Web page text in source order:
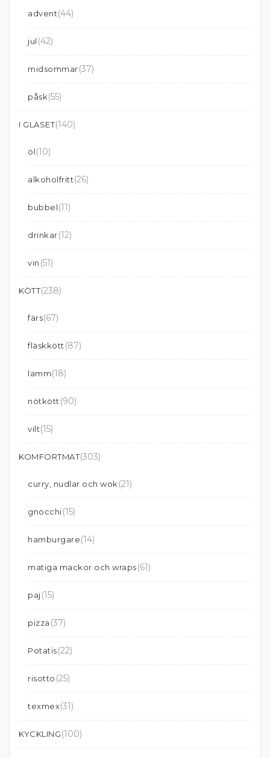
advent(44)
jul (42)
midsommar(37)
påsk(55)
I GLASET(140)
öl(10)
alkoholfritt(26)
bubbel(11)
drinkar(12)
vin (51)
KÖTT(238)
färs(67)
fläskkött (87)
lamm(18)
nötkött (90)
vilt(15)
KOMFORTMAT(303)
curry, nudlar och wok (21)
gnocchi(15)
hamburgare(14)
matiga mackor och wraps(61)
paj(15)
pizza (37)
Potatis(22)
risotto (25)
texmex(31)
KYCKLING(100)